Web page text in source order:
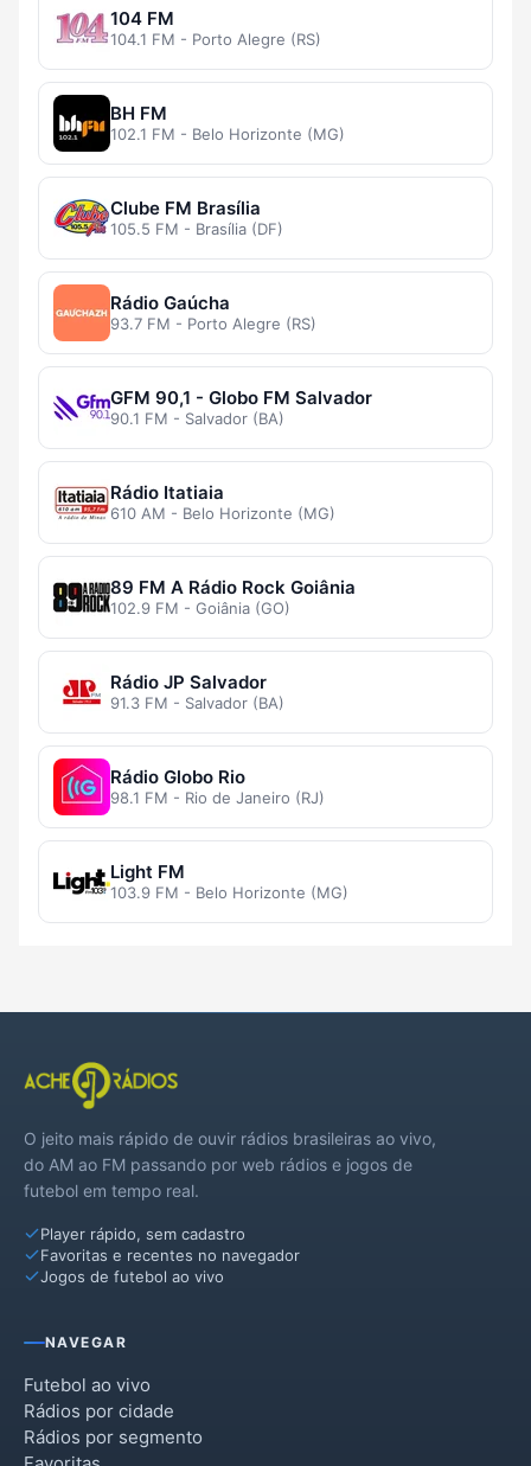
104 FM
104.1 FM - Porto Alegre (RS)
BH FM
102.1 FM - Belo Horizonte (MG)
Clube FM Brasília
105.5 FM - Brasília (DF)
Rádio Gaúcha
93.7 FM - Porto Alegre (RS)
GFM 90,1 - Globo FM Salvador
90.1 FM - Salvador (BA)
Rádio Itatiaia
610 AM - Belo Horizonte (MG)
89 FM A Rádio Rock Goiânia
102.9 FM - Goiânia (GO)
Rádio JP Salvador
91.3 FM - Salvador (BA)
Rádio Globo Rio
98.1 FM - Rio de Janeiro (RJ)
Light FM
103.9 FM - Belo Horizonte (MG)
O jeito mais rápido de ouvir rádios brasileiras ao vivo,
do AM ao FM passando por web rádios e jogos de
futebol em tempo real.
Player rápido, sem cadastro
Favoritas e recentes no navegador
Jogos de futebol ao vivo
NAVEGAR
Futebol ao vivo
Rádios por cidade
Rádios por segmento